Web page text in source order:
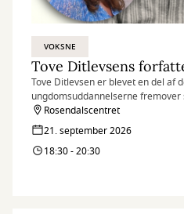
VOKSNE
Tove Ditlevsens
Tove Ditlevsen er blevet en del af
ungdomsuddannelserne
af samtidens litteraturkritikere
vil litteraturkonsulent Lise
moderne mange af teksterne er,
iscenesatte sig selv på i medierne,
Rosendalscentret
21. september 2026
18:30 - 20:30